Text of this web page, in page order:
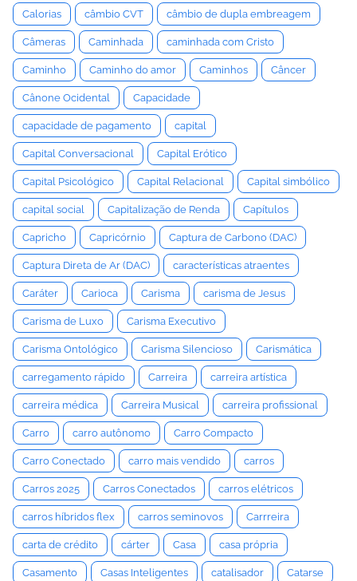
Calorias câmbio CVT câmbio de dupla embreagem
Câmeras Caminhada caminhada com Cristo
Caminho Caminho do amor Caminhos Câncer
Cânone Ocidental Capacidade
capacidade de pagamento capital
Capital Conversacional Capital Erótico
Capital Psicológico Capital Relacional Capital simbólico
capital social Capitalização de Renda Capítulos
Capricho Capricórnio Captura de Carbono (DAC)
Captura Direta de Ar (DAC) características atraentes
Caráter Carioca Carisma carisma de Jesus
Carisma de Luxo Carisma Executivo
Carisma Ontológico Carisma Silencioso Carismática
carregamento rápido Carreira carreira artística
carreira médica Carreira Musical carreira profissional
Carro carro autônomo Carro Compacto
Carro Conectado carro mais vendido carros
Carros 2025 Carros Conectados carros elétricos
carros híbridos flex carros seminovos Carrreira
carta de crédito cárter Casa casa própria
Casamento Casas Inteligentes catalisador Catarse